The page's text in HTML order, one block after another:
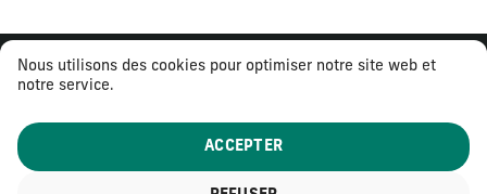
Nous utilisons des cookies pour optimiser notre site web et
notre service.
ACCEPTER